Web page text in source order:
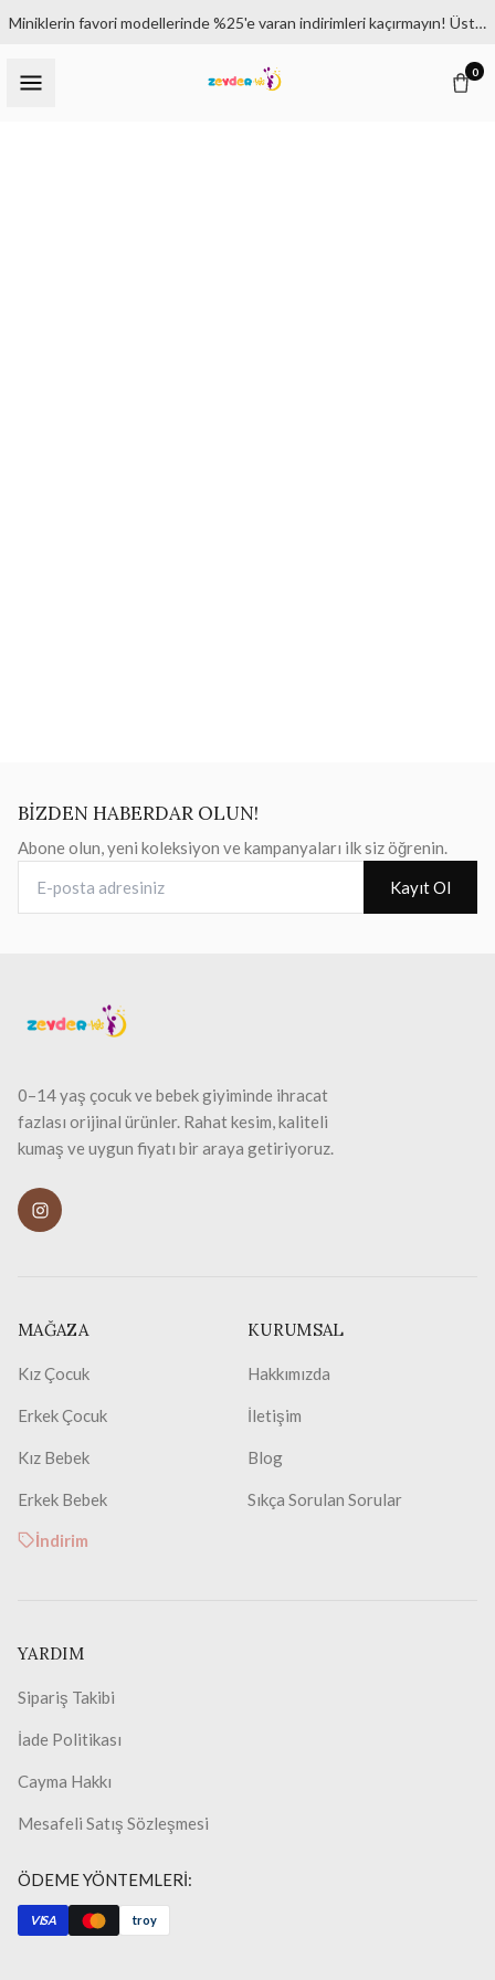
Miniklerin favori modellerinde %25'e varan indirimleri kaçırmayın! Üstelik 1500₺ ve üzeri siparişlerde kargo bedava.
0
BİZDEN HABERDAR OLUN!
Abone olun, yeni koleksiyon ve kampanyaları ilk siz öğrenin.
Kayıt Ol
0–14 yaş çocuk ve bebek giyiminde ihracat
fazlası orijinal ürünler. Rahat kesim, kaliteli
kumaş ve uygun fiyatı bir araya getiriyoruz.
MAĞAZA
Kız Çocuk
Erkek Çocuk
Kız Bebek
Erkek Bebek
İndirim
KURUMSAL
Hakkımızda
İletişim
Blog
Sıkça Sorulan Sorular
YARDIM
Sipariş Takibi
İade Politikası
Cayma Hakkı
Mesafeli Satış Sözleşmesi
ÖDEME YÖNTEMLERİ:
VISA troy